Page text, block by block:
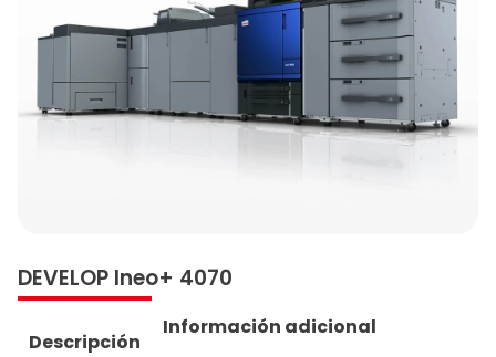
DEVELOP Ineo+ 4070
Descripción
Información adicional